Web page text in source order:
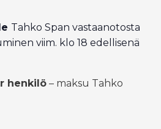
Tahko Span vastaanotosta
viim. klo 18 edellisenä
henkilö – maksu Tahko